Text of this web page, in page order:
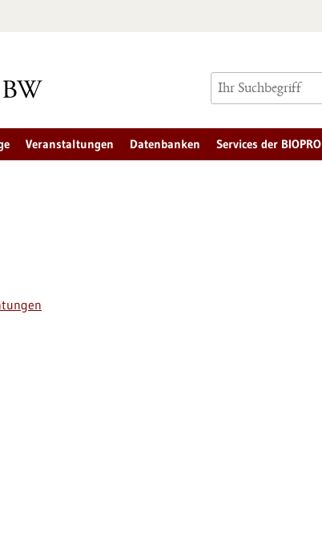
Veranstaltungen Datenbanken Services der BIOPRO